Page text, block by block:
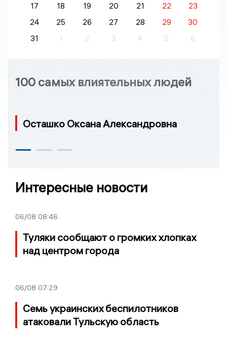
17
18 19 20 21 22
23
24
25 26 27 28 29
30
31
1 2 3 4 5 6
100 самых влиятельных людей
Осташко Оксана Александровна
Интересные новости
06/08 08:46
Туляки сообщают о громких хлопках
над центром города
06/08 07:29
Семь украинских беспилотников
атаковали Тульскую область